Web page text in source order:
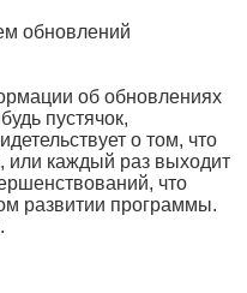
обновлений
об обновлениях
пустячок,
о том, что
или каждый раз выходит
что
развитии программы.